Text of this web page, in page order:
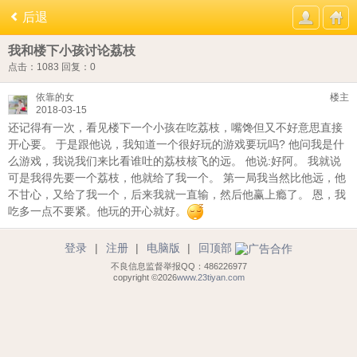
后退
我和楼下小孩讨论荔枝
点击：1083 回复：0
楼主
依靠的女
2018-03-15
还记得有一次，看见楼下一个小孩在吃荔枝，嘴馋但又不好意思直接
开心要。 于是跟他说，我知道一个很好玩的游戏要玩吗? 他问我是什
么游戏，我说我们来比看谁吐的荔枝核飞的远。 他说:好阿。 我就说
可是我得先要一个荔枝，他就给了我一个。 第一局我当然比他远，他
不甘心，又给了我一个，后来我就一直输，然后他赢上瘾了。 恩，我
吃多一点不要紧。他玩的开心就好。
登录 | 注册 | 电脑版 | 回顶部
不良信息监督举报QQ：486226977
copyright ©2026www.23tiyan.com